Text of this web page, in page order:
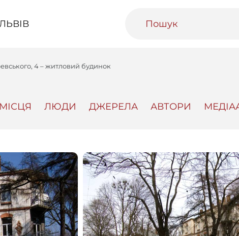
4 – житловий будинок
МІСЦЯ ЛЮДИ ДЖЕРЕЛА АВТОРИ